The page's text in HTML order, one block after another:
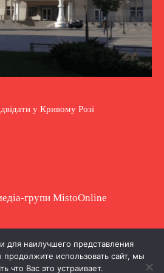
у Кривому Розі
групи MistoOnline
матеріалу
можна з гіперпосиланням.
для наилучшего представления
продолжите использовать сайт, мы
что Вас это устраивает.